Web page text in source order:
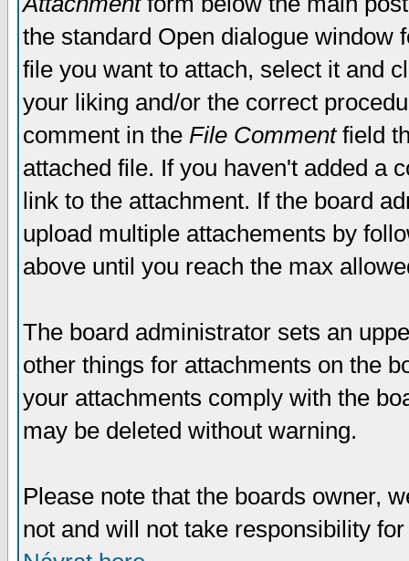
the standard Open dialogue window
file you want to attach, select it and
your liking and/or the correct
comment in the File Commentfield
attached file. If you haven't added a
link to the attachment. If the board
upload multiple attachements by
above until you reach the max
The board administrator sets an
other things for attachments on the
your attachments comply with the
may be deleted without warning.
Please note that the boards owner,
not and will not take responsibility